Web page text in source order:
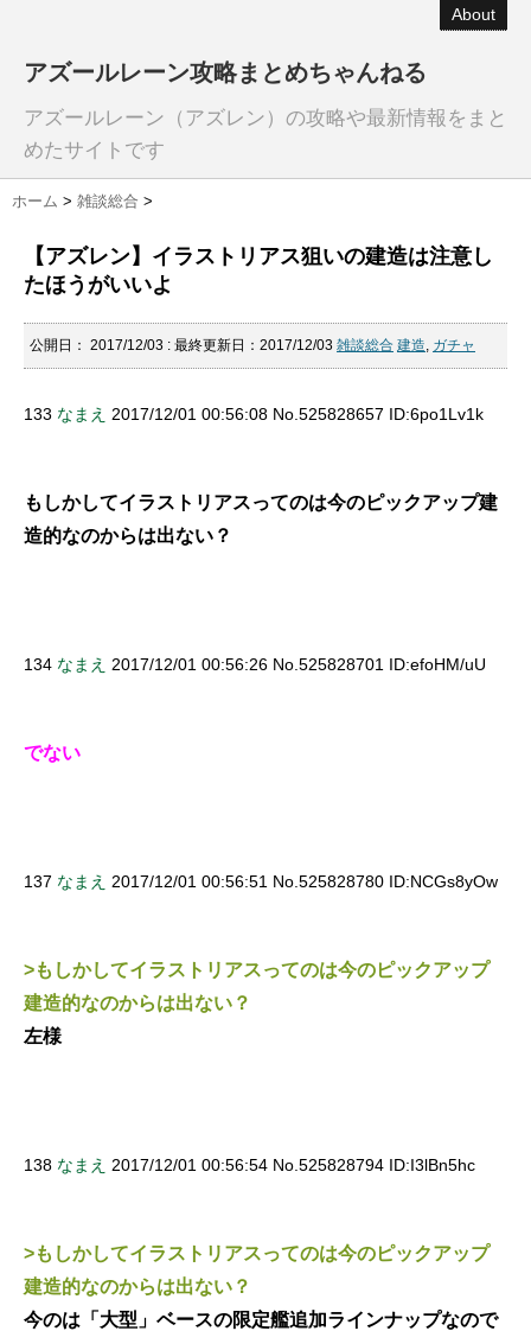
About
アズールレーン攻略まとめちゃんねる
アズールレーン（アズレン）の攻略や最新情報をまと
めたサイトです
ホーム > 雑談総合 >
【アズレン】イラストリアス狙いの建造は注意し
たほうがいいよ
公開日： 2017/12/03 : 最終更新日：2017/12/03 雑談総合 建造, ガチャ
133 なまえ 2017/12/01 00:56:08 No.525828657 ID:6po1Lv1k
もしかしてイラストリアスってのは今のピックアップ建
造的なのからは出ない？
134 なまえ 2017/12/01 00:56:26 No.525828701 ID:efoHM/uU
でない
137 なまえ 2017/12/01 00:56:51 No.525828780 ID:NCGs8yOw
>もしかしてイラストリアスってのは今のピックアップ
建造的なのからは出ない？
左様
138 なまえ 2017/12/01 00:56:54 No.525828794 ID:I3lBn5hc
>もしかしてイラストリアスってのは今のピックアップ
建造的なのからは出ない？
今のは「大型」ベースの限定艦追加ラインナップなので